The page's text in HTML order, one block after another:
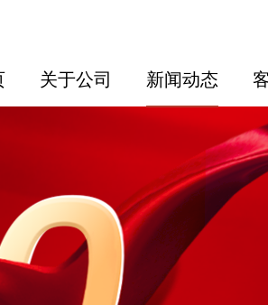
关于公司 新闻动态